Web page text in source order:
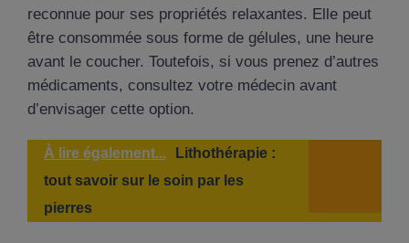
reconnue pour ses propriétés relaxantes. Elle peut
être consommée sous forme de gélules, une heure
avant le coucher. Toutefois, si vous prenez d’autres
médicaments, consultez votre médecin avant
d’envisager cette option.
À lire également...
Lithothérapie :
tout savoir sur le soin par les
pierres